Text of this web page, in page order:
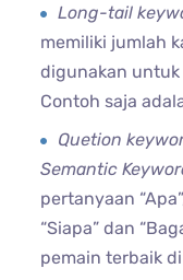
Long-tail
memiliki jumlah
digunakan
Contoh saja
Quetion
Semantic
pertanyaan
“Siapa” dan
pemain terbaik